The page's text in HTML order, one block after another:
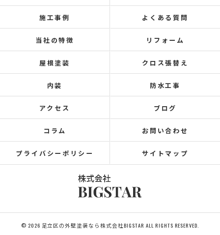
施工事例 よくある質問
当社の特徴 リフォーム
屋根塗装 クロス張替え
内装 防水工事
アクセス ブログ
コラム お問い合わせ
プライバシーポリシー サイトマップ
© 2026 足立区の外壁塗装なら株式会社BIGSTAR ALL RIGHTS RESERVED.